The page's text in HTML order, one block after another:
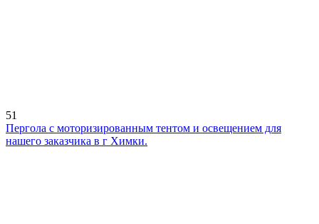
51
Пергола с моторизированным тентом и освещением для
нашего заказчика в г Химки.